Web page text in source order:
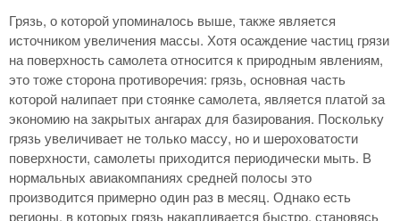
Грязь, о которой упоминалось выше, также является
источником увеличения массы. Хотя осаждение частиц грязи
на поверхность самолета относится к природным явлениям,
это тоже сторона противоречия: грязь, основная часть
которой налипает при стоянке самолета, является платой за
экономию на закрытых ангарах для базирования. Поскольку
грязь увеличивает не только массу, но и шероховатости
поверхности, самолеты приходится периодически мыть. В
нормальных авиакомпаниях средней полосы это
производится примерно один раз в месяц. Однако есть
регионы, в которых грязь накапливается быстро, становясь